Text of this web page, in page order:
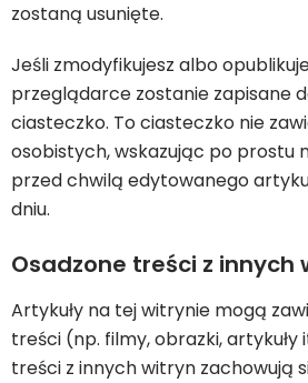
zostaną usunięte.
Jeśli zmodyfikujesz albo
przeglądarce zostanie zapisane
ciasteczko. To ciasteczko nie
osobistych, wskazując po prostu
przed chwilą edytowanego
dniu.
Osadzone treści z innych
Artykuły na tej witrynie mogą
treści (np. filmy, obrazki, artykuły
treści z innych witryn zachowują